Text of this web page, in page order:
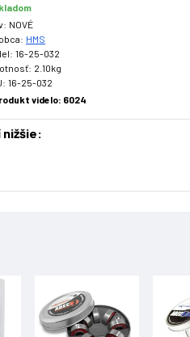
noža: hliník Ložiská: 608Z,
EVA, sieťovina šnurovanie,
Certifikát, norma: CE Záruka:
NOVÉ
HMS
16-25-032
2.10kg
16-25-032
videlo: 6024
nižšie: